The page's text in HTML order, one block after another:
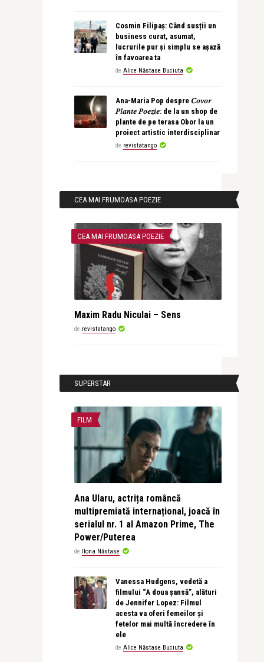
Cosmin Filipaș: Când susții un
business curat, asumat,
lucrurile pur și simplu se așază
în favoarea ta
de Alice Năstase Buciuta
Ana-Maria Pop despre 𝐶𝑜𝑣𝑜𝑟
𝑃𝑙𝑎𝑛𝑡𝑒 𝑃𝑜𝑒𝑧𝑖𝑒: de la un shop de
plante de pe terasa Obor la un
proiect artistic interdisciplinar
de revistatango
CEA MAI FRUMOASA POEZIE
CEA MAI FRUMOASA POEZIE
Maxim Radu Niculai – Sens
de revistatango
SUPERSTAR
FILM
Ana Ularu, actrița româncă
multipremiată internațional, joacă în
serialul nr. 1 al Amazon Prime, The
Power/Puterea
de Ilona Năstase
Vanessa Hudgens, vedetă a
filmului “A doua șansă”, alături
de Jennifer Lopez: Filmul
acesta va oferi femeilor și
fetelor mai multă încredere în
ele
de Alice Năstase Buciuta